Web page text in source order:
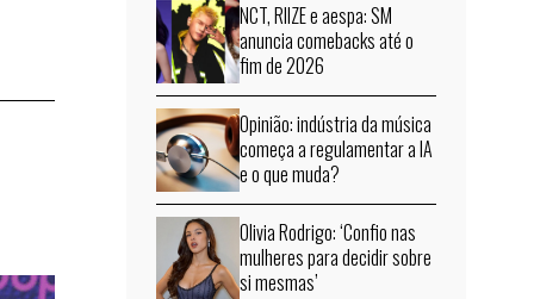
NCT, RIIZE e aespa: SM
anuncia comebacks até o
fim de 2026
Opinião: indústria da música
começa a regulamentar a IA
e o que muda?
Olivia Rodrigo: ‘Confio nas
mulheres para decidir sobre
si mesmas’